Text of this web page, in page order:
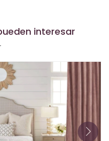
interesar